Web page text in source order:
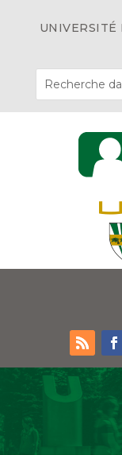
UNIVERSITÉ